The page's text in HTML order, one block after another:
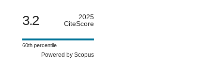
3.2
2025
CiteScore
60th percentile
Powered by Scopus